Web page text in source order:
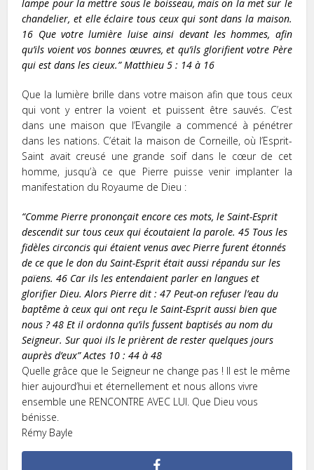
lampe pour la mettre sous le boisseau, mais on la met sur le
chandelier, et elle éclaire tous ceux qui sont dans la maison.
16 Que votre lumière luise ainsi devant les hommes, afin
qu’ils voient vos bonnes œuvres, et qu’ils glorifient votre Père
qui est dans les cieux.”Matthieu 5 : 14 à 16
Que la lumière brille dans votre maison afin que tous ceux
qui vont y entrer la voient et puissent être sauvés. C’est
dans une maison que l’Evangile a commencé à pénétrer
dans les nations. C’était la maison de Corneille, où l’Esprit-
Saint avait creusé une grande soif dans le cœur de cet
homme, jusqu’à ce que Pierre puisse venir implanter la
manifestation du Royaume de Dieu :
“Comme Pierre prononçait encore ces mots, le Saint-Esprit
descendit sur tous ceux qui écoutaient la parole. 45 Tous les
fidèles circoncis qui étaient venus avec Pierre furent étonnés
de ce que le don du Saint-Esprit était aussi répandu sur les
païens. 46 Car ils les entendaient parler en langues et
glorifier Dieu. Alors Pierre dit : 47 Peut-on refuser l’eau du
baptême à ceux qui ont reçu le Saint-Esprit aussi bien que
nous ? 48 Et il ordonna qu’ils fussent baptisés au nom du
Seigneur. Sur quoi ils le prièrent de rester quelques jours
auprès d’eux” Actes 10 : 44 à 48
Quelle grâce que le Seigneur ne change pas ! Il est le même
hier aujourd’hui et éternellement et nous allons vivre
ensemble une RENCONTRE AVEC LUI. Que Dieu vous
bénisse.
Rémy Bayle